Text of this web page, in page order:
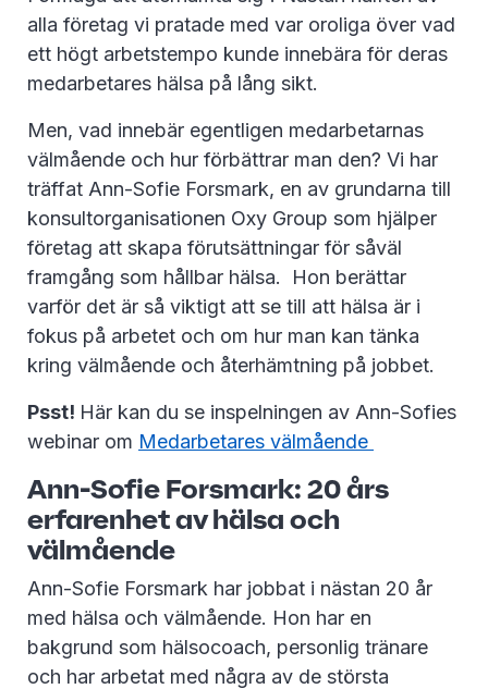
alla företag vi pratade med var oroliga över vad
ett högt arbetstempo kunde innebära för deras
medarbetares hälsa på lång sikt.
Men, vad innebär egentligen medarbetarnas
välmående och hur förbättrar man den? Vi har
träffat Ann-Sofie Forsmark, en av grundarna till
konsultorganisationen Oxy Group som hjälper
företag att skapa förutsättningar för såväl
framgång som hållbar hälsa. Hon berättar
varför det är så viktigt att se till att hälsa är i
fokus på arbetet och om hur man kan tänka
kring välmående och återhämtning på jobbet.
Psst! Här kan du se inspelningen av Ann-Sofies
webinar om Medarbetares välmående
Ann-Sofie Forsmark: 20 års
erfarenhet av hälsa och
välmående
Ann-Sofie Forsmark har jobbat i nästan 20 år
med hälsa och välmående. Hon har en
bakgrund som hälsocoach, personlig tränare
och har arbetat med några av de största